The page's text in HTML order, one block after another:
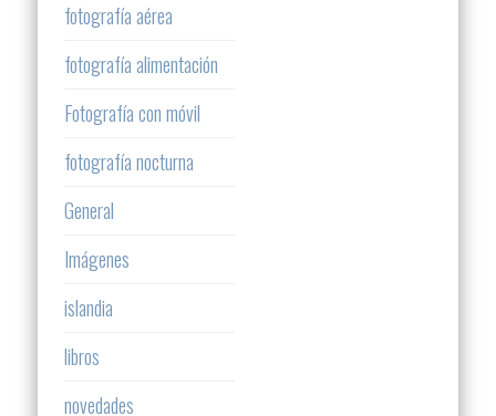
fotografía aérea
fotografía alimentación
Fotografía con móvil
fotografía nocturna
General
Imágenes
islandia
libros
novedades